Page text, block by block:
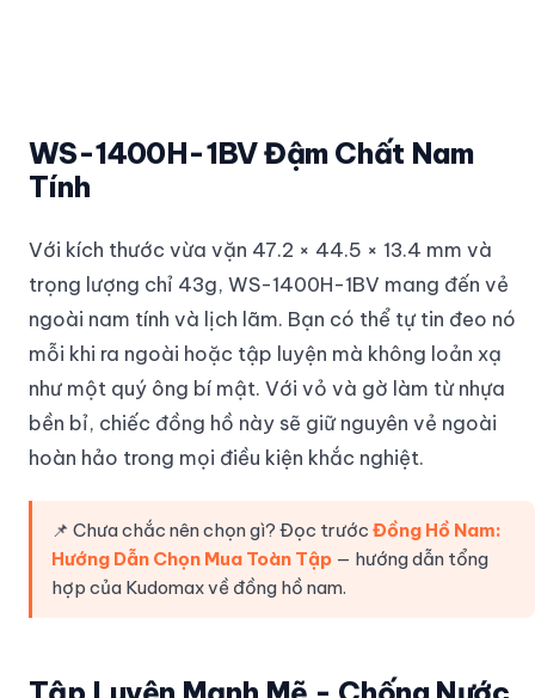
WS-1400H-1BV Đậm Chất Nam
Tính
Với kích thước vừa vặn 47.2 × 44.5 × 13.4 mm và
trọng lượng chỉ 43g, WS-1400H-1BV mang đến vẻ
ngoài nam tính và lịch lãm. Bạn có thể tự tin đeo nó
mỗi khi ra ngoài hoặc tập luyện mà không loản xạ
như một quý ông bí mật. Với vỏ và gờ làm từ nhựa
bền bỉ, chiếc đồng hồ này sẽ giữ nguyên vẻ ngoài
hoàn hảo trong mọi điều kiện khắc nghiệt.
📌 Chưa chắc nên chọn gì? Đọc trước Đồng Hồ Nam:
Hướng Dẫn Chọn Mua Toàn Tập — hướng dẫn tổng
hợp của Kudomax về đồng hồ nam.